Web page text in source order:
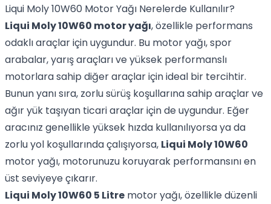
Liqui Moly 10W60 Motor Yağı Nerelerde Kullanılır?
Liqui Moly 10W60 motor yağı, özellikle performans
odaklı araçlar için uygundur. Bu motor yağı, spor
arabalar, yarış araçları ve yüksek performanslı
motorlara sahip diğer araçlar için ideal bir tercihtir.
Bunun yanı sıra, zorlu sürüş koşullarına sahip araçlar ve
ağır yük taşıyan ticari araçlar için de uygundur. Eğer
aracınız genellikle yüksek hızda kullanılıyorsa ya da
zorlu yol koşullarında çalışıyorsa, Liqui Moly 10W60
motor yağı, motorunuzu koruyarak performansını en
üst seviyeye çıkarır.
Liqui Moly 10W60 5 Litre motor yağı, özellikle düzenli